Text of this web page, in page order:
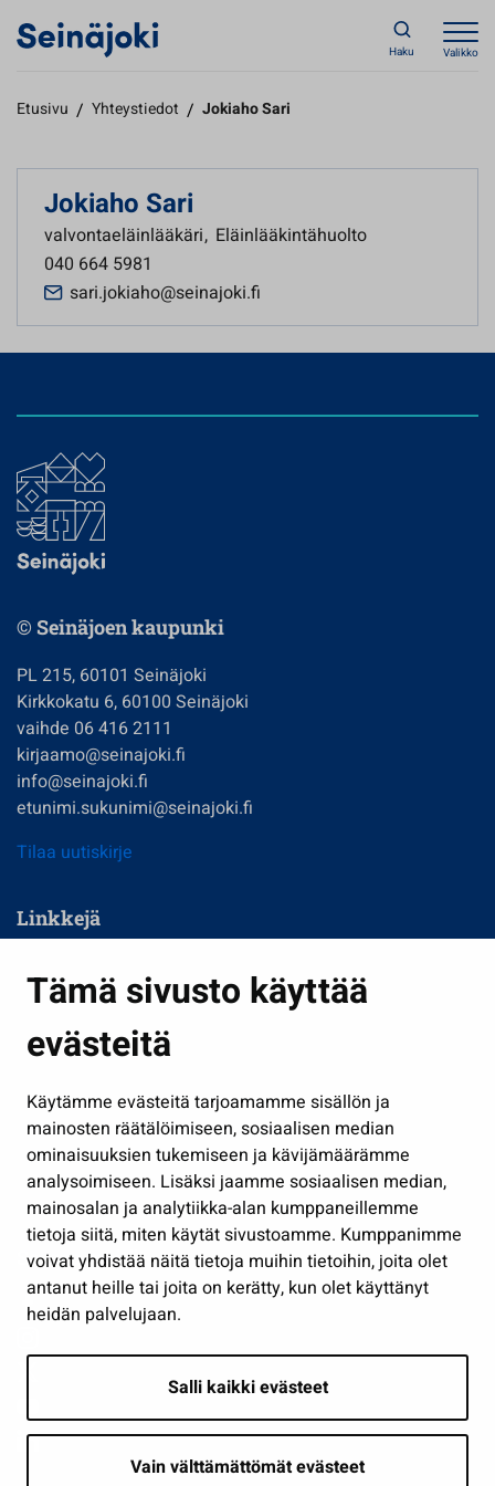
Tämä sivusto käyttää
evästeitä
Käytämme evästeitä tarjoamamme sisällön ja
mainosten räätälöimiseen, sosiaalisen median
ominaisuuksien tukemiseen ja kävijämäärämme
analysoimiseen. Lisäksi jaamme sosiaalisen median,
mainosalan ja analytiikka-alan kumppaneillemme
tietoja siitä, miten käytät sivustoamme. Kumppanimme
voivat yhdistää näitä tietoja muihin tietoihin, joita olet
antanut heille tai joita on kerätty, kun olet käyttänyt
heidän palvelujaan.
Salli kaikki evästeet
Vain välttämättömät evästeet
Haku Valikko
Etusivu / Yhteystiedot / Jokiaho Sari
Jokiaho Sari
valvontaeläinlääkäri, Eläinlääkintähuolto
040 664 5981
sari.jokiaho@seinajoki.fi
© Seinäjoen kaupunki
PL 215, 60101 Seinäjoki
Kirkkokatu 6, 60100 Seinäjoki
vaihde 06 416 2111
kirjaamo@seinajoki.fi
info@seinajoki.fi
etunimi.sukunimi@seinajoki.fi
Tilaa uutiskirje
Linkkejä
Kasvatus ja opetus
Kulttuuri ja liikunta
Työ ja yrittäminen
Osallistu ja asioi
Näytä omat evästeasetukseni
Seuraa meitä